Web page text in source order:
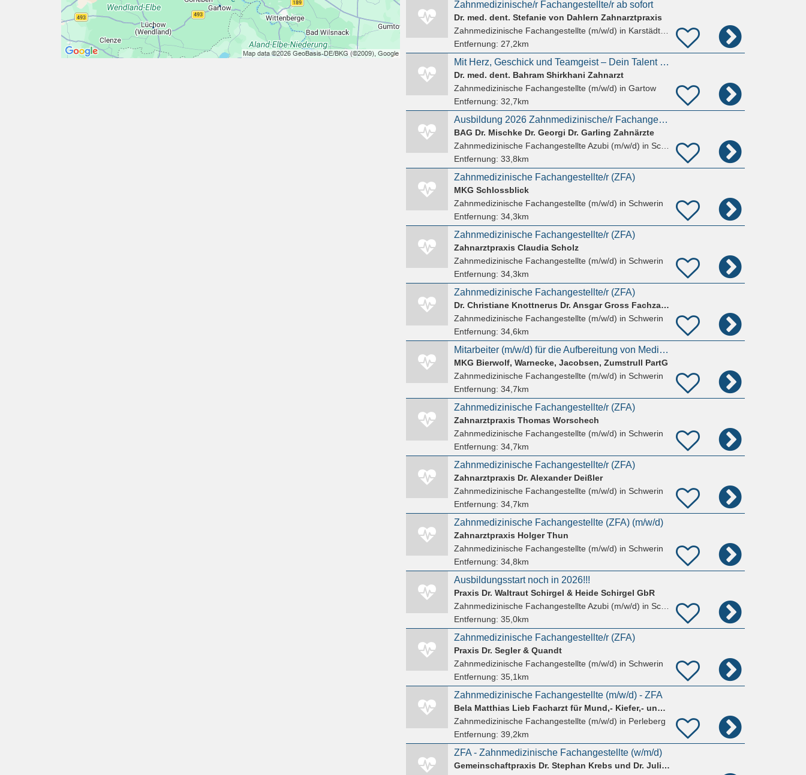
Zahnmedizinische/r Fachangestellte/r ab sofort
Dr. med. dent. Stefanie von Dahlern Zahnarztpraxis
Zahnmedizinische Fachangestellte (m/w/d) in Karstädt Prignitz
Entfernung: 27,2km
Mit Herz, Geschick und Teamgeist – Dein Talent für ein strahlendes Lächeln!
Dr. med. dent. Bahram Shirkhani Zahnarzt
Zahnmedizinische Fachangestellte (m/w/d) in Gartow
Entfernung: 32,7km
Ausbildung 2026 Zahnmedizinische/r Fachangestellte/r (m/w/d)
BAG Dr. Mischke Dr. Georgi Dr. Garling Zahnärzte
Zahnmedizinische Fachangestellte Azubi (m/w/d) in Schwerin
Entfernung: 33,8km
Zahnmedizinische Fachangestellte/r (ZFA)
MKG Schlossblick
Zahnmedizinische Fachangestellte (m/w/d) in Schwerin
Entfernung: 34,3km
Zahnmedizinische Fachangestellte/r (ZFA)
Zahnarztpraxis Claudia Scholz
Zahnmedizinische Fachangestellte (m/w/d) in Schwerin
Entfernung: 34,3km
Zahnmedizinische Fachangestellte/r (ZFA)
Dr. Christiane Knottnerus Dr. Ansgar Gross Fachzahnärzte für Kieferorthopädie
Zahnmedizinische Fachangestellte (m/w/d) in Schwerin
Entfernung: 34,6km
Mitarbeiter (m/w/d) für die Aufbereitung von Medizinprodukten (AEMP) in unserer MKG-Praxis gesucht
MKG Bierwolf, Warnecke, Jacobsen, Zumstrull PartG
Zahnmedizinische Fachangestellte (m/w/d) in Schwerin
Entfernung: 34,7km
Zahnmedizinische Fachangestellte/r (ZFA)
Zahnarztpraxis Thomas Worschech
Zahnmedizinische Fachangestellte (m/w/d) in Schwerin
Entfernung: 34,7km
Zahnmedizinische Fachangestellte/r (ZFA)
Zahnarztpraxis Dr. Alexander Deißler
Zahnmedizinische Fachangestellte (m/w/d) in Schwerin
Entfernung: 34,7km
Zahnmedizinische Fachangestellte (ZFA) (m/w/d)
Zahnarztpraxis Holger Thun
Zahnmedizinische Fachangestellte (m/w/d) in Schwerin
Entfernung: 34,8km
Ausbildungsstart noch in 2026!!!
Praxis Dr. Waltraut Schirgel & Heide Schirgel GbR
Zahnmedizinische Fachangestellte Azubi (m/w/d) in Schwerin
Entfernung: 35,0km
Zahnmedizinische Fachangestellte/r (ZFA)
Praxis Dr. Segler & Quandt
Zahnmedizinische Fachangestellte (m/w/d) in Schwerin
Entfernung: 35,1km
Zahnmedizinische Fachangestellte (m/w/d) - ZFA
Bela Matthias Lieb Facharzt für Mund,- Kiefer,- und Gesichtschirurgie
Zahnmedizinische Fachangestellte (m/w/d) in Perleberg
Entfernung: 39,2km
ZFA - Zahnmedizinische Fachangestellte (w/m/d)
Gemeinschaftpraxis Dr. Stephan Krebs und Dr. Julia Ribbat